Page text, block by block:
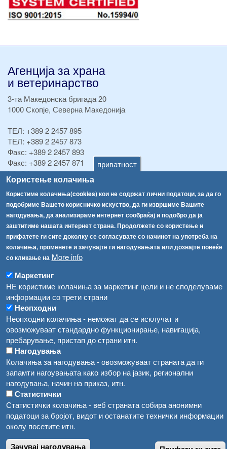
приватност
Користење колачиња
Користиме колачиња(cookies) кои не содржат лични податоци, за да го
подобриме Вашето корисничко искуство, да ги извршиме Вашите
нагодувања, да анализираме интернет сообраќај и подобро да ја
заштитиме нашата интернет страна. Продолжете со користење и
прифатете ги сите доколку се согласувате со начинот на употреба на
колачиња, променете и зачувајте ги нагодувањата или дознајте повеќе
со кликање на More info
Маркетинг
НЕ користиме колачиња за маркетинг цели и не споделуваме
информации со трети страни
Неопходни
Неопходни колачиња - неможат да се исклучат и
овозможуваат стандардно функционирање, навигација,
пребарување, пристап до страни итн.
Нагодувања
Колачиња за нагодувања - овозможуваат страната да ги
запамти нагоувањата како избор на јазик, регионални
нагодувања, начин на приказ, итн.
Статистички
Статистички колачиња - веб страната собира анонимни
податоци за бројот, видот и останатите технички информации
околу посетите итн.
Зачувај нагодувања
Агенција за храна
и ветеринарство
3-та Македонска бригада 20
1000 Скопје, Северна Македонија
ТЕЛ: +389 2 2457 895
ТЕЛ: +389 2 2457 873
Факс: +389 2 2457 893
Факс: +389 2 2457 871
info@fva.gov.mk
[АХВ-претходна страна]
Соопштенија
Република Бугарија ги засили официјалните контроли при увоз на свежо овошје и зеленчук
Високите температури ризик од труење со храна, опасни се и за животните
Водата во Гостивар може да се користи како техничка, продолжува испораката на флаширана вода
Во Гостивар спроведени 70 вонредни контроли
Забраната за водата во Гостивар останува на сила, операторите да користат само технички безбедна вода
Навигација
Архива
Регистри
Обрасци
Огласи